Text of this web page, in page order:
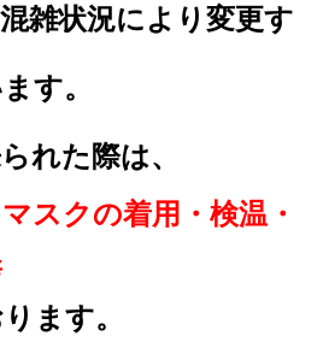
雑状況により変更す
す。
れた際は、
スクの着用 ・検温・
ます。